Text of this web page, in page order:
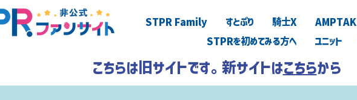
STPR Family すとぷり 騎士X AMPTAK
STPRを初めてみる方へ
ユニット
こちらは旧サイトです。新サイトはこちらから